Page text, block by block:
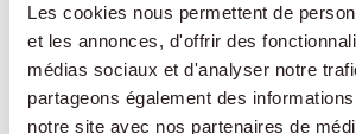
Les cookies nous permettent de
et les annonces, d'offrir des
médias sociaux et d'analyser notre
partageons également des
notre site avec nos partenaires de
prestations d'accompagnement et
vous puissiez vivre de manière
aussi longtemps que possible :